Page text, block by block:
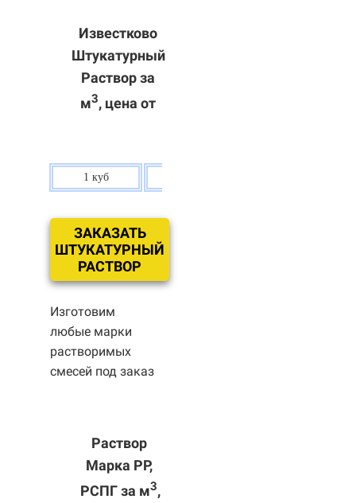
Известково
Штукатурный
Раствор за
м3, цена от
1 куб
ЗАКАЗАТЬ
ШТУКАТУРНЫЙ
РАСТВОР
Изготовим
любые марки
растворимых
смесей под заказ
Раствор
Марка РР,
РСПГ за м3,